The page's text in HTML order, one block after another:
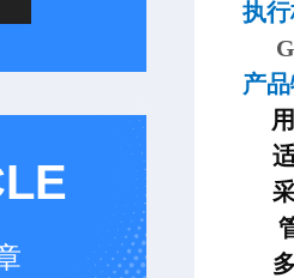
执
产
适
采
多